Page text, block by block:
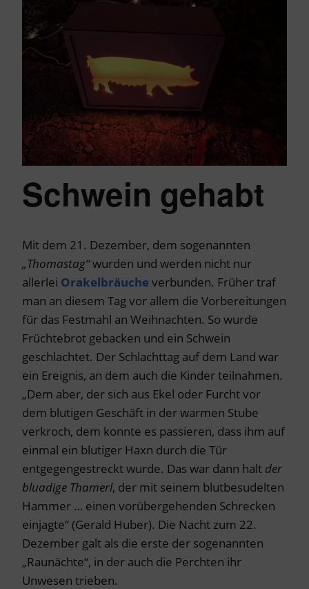
Schwein gehabt
Mit dem 21. Dezember, dem sogenannten
„Thomastag“wurden und werden nicht nur
allerlei Orakelbräuche verbunden. Früher traf
man an diesem Tag vor allem die Vorbereitungen
für das Festmahl an Weihnachten. So wurde
Früchtebrot gebacken und ein Schwein
geschlachtet. Der Schlachttag auf dem Land war
ein Ereignis, an dem auch die Kinder teilnahmen.
„Dem aber, der sich aus Ekel oder Furcht vor
dem blutigen Geschäft in der warmen Stube
verkroch, dem konnte es passieren, dass ihm auf
einmal ein blutiger Haxn durch die Tür
entgegengestreckt wurde. Das war dann halt der
bluadige Thamerl, der mit seinem blutbesudelten
Hammer … einen vorübergehenden Schrecken
einjagte“ (Gerald Huber). Die Nacht zum 22.
Dezember galt als die erste der sogenannten
„Raunächte“, in der auch die Perchten ihr
Unwesen trieben.